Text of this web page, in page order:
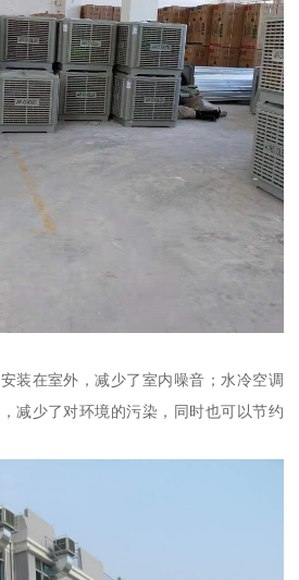
装在室外，减少了室内噪音；水冷空调
减少了对环境的污染，同时也可以节约